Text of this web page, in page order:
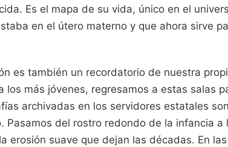
Es el mapa de su vida, único en el
en el útero materno y que ahora sirve
es también un recordatorio de nuestra
los más jóvenes, regresamos a estas salas
archivadas en los servidores estatales
Pasamos del rostro redondo de la infancia
erosión suave que dejan las décadas. En